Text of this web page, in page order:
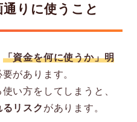
りに使うこと
「資金を何に使うか」明
があります。
い方をしてしまうと、
リスク があります。